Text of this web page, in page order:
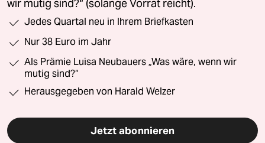
wir mutig sind?“ (solange Vorrat reicht).
Jedes Quartal neu in Ihrem Briefkasten
Nur 38 Euro im Jahr
Als Prämie Luisa Neubauers „Was wäre, wenn wir
mutig sind?“
Herausgegeben von Harald Welzer
Jetzt abonnieren